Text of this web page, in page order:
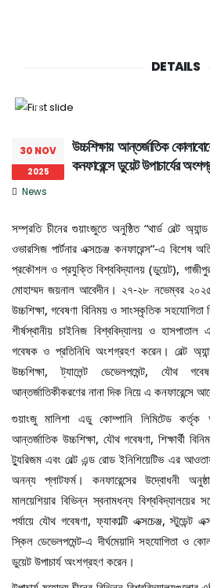
ডুয়েটের সঙ্গে ইউজিসির সমঝোতা স্মারক
26 JUN
2026
DETAILS
30 NOV
2025
উচ্চশিক্ষায় আন্তর্জাতিক
কনফারেন্সে ডুয়েট উপাচার্যের
News
সম্প্রতি চীনের গুয়াংজুতে অনুষ্ঠিত “থার্ড বেল্ট
ওভারসিজ পার্টনার এক্সচেঞ্জ কনফারেন্স”-এ বিশেষ
প্রকৌশল ও প্রযুক্তি বিশ্ববিদ্যালয় (ডুয়েট),
মোহাম্মদ জয়নাল আবেদীন। ২৭-২৮ নভেম্বর ২০২৫
উচ্চশিক্ষা, গবেষণা বিনিময় ও সাংস্কৃতিক
শীর্ষস্থানীয় চাইনিজ বিশ্ববিদ্যালয় ও
গবেষক ও প্রতিনিধি অংশগ্রহণ করেন। বেল্ট
উচ্চশিক্ষা, ট্যালেন্ট ডেভেলপমেন্ট, যৌথ
আন্তর্জাতিকীকরণের নানা দিক নিয়ে এ কনফারেন্সে
গুয়াংজু মালিশা এডু কোম্পানি লিমিটেড
আন্তর্জাতিক উচ্চশিক্ষা, যৌথ গবেষণা, শিক্ষার্থী
ট্যুরিজম এবং বেল্ট এন্ড রোড ইনিশিয়েটিভ এর
অনন্য প্লাটফর্ম। কনফারেন্সের উদ্বোধনী
মালয়েশিয়ার বিভিন্ন স্বনামধন্য বিশ্ববিদ্যালয়ের
পর্যায়ে যৌথ গবেষণা, ফ্যাকাল্টি এক্সচেঞ্জ, স্টুডেন্ট
স্কিল ডেভেলপমেন্ট-এ দীর্ঘমেয়াদি সহযোগিতা ও
ডুয়েট উপাচার্য অংশগ্রহণ করেন।